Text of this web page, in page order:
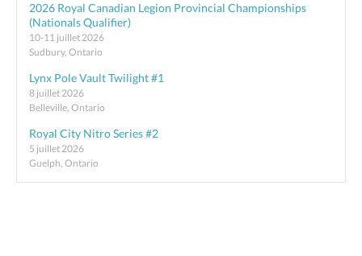
2026 Royal Canadian Legion Provincial Championships
(Nationals Qualifier)
10-11 juillet 2026
Sudbury, Ontario
Lynx Pole Vault Twilight #1
8 juillet 2026
Belleville, Ontario
Royal City Nitro Series #2
5 juillet 2026
Guelph, Ontario